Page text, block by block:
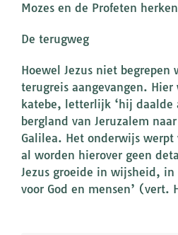
Mozes en de Profeten
De terugweg
Hoewel Jezus niet
terugreis aangevangen.
katebe, letterlijk ‘hij
bergland van Jeruzalem
Galilea. Het onderwijs
al worden hierover geen
Jezus groeide in wijsheid,
voor God en mensen’ (vert.